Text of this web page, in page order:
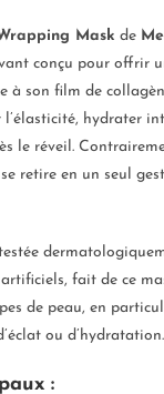
Mask de
conçu pour offrir
à son film de
l’élasticité, hydrater
le réveil.
retire en un seul
fait de ce
de peau, en
ou d’hydratation.
: